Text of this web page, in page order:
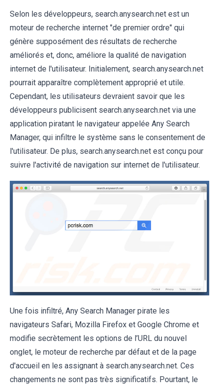
Selon les développeurs, search.anysearch.net est un
moteur de recherche internet "de premier ordre" qui
génère supposément des résultats de recherche
améliorés et, donc, améliore la qualité de navigation
internet de l'utilisateur. Initialement, search.anysearch.net
pourrait apparaître complètement approprié et utile.
Cependant, les utilisateurs devraient savoir que les
développeurs publicisent search.anysearch.net via une
application piratant le navigateur appelée Any Search
Manager, qui infiltre le système sans le consentement de
l'utilisateur. De plus, search.anysearch.net est conçu pour
suivre l'activité de navigation sur internet de l'utilisateur.
Une fois infiltré, Any Search Manager pirate les
navigateurs Safari, Mozilla Firefox et Google Chrome et
modifie secrètement les options de l’URL du nouvel
onglet, le moteur de recherche par défaut et de la page
d'accueil en les assignant à search.anysearch.net. Ces
changements ne sont pas très significatifs. Pourtant, le